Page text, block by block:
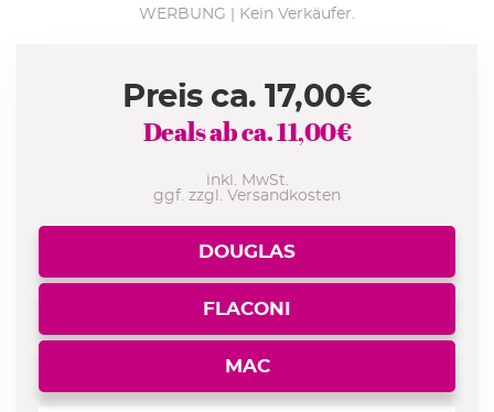
WERBUNG | Kein Verkäufer.
Preis ca. 17,00€
Deals ab ca.11,00€
inkl. MwSt.
ggf. zzgl. Versandkosten
DOUGLAS
FLACONI
MAC